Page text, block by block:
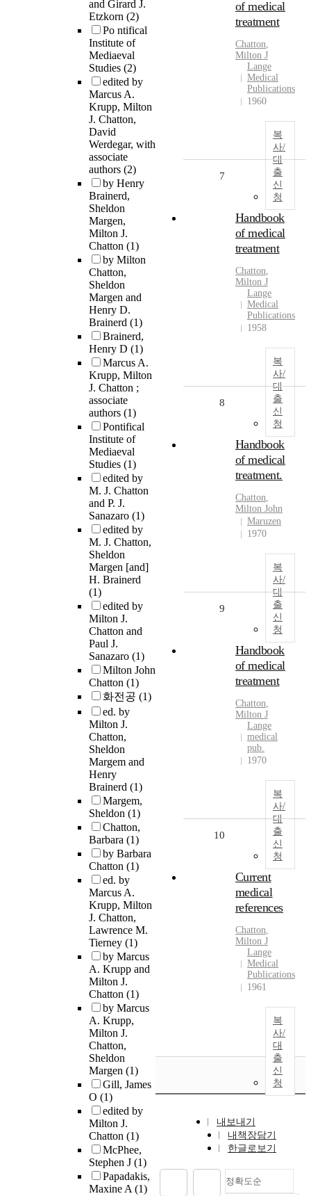
and Girard J.
Etzkorn (2)
Po ntifical
Institute of
Mediaeval
Studies (2)
edited by
Marcus A.
Krupp, Milton
J. Chatton,
David
Werdegar, with
associate
authors (2)
by Henry
Brainerd,
Sheldon
Margen,
Milton J.
Chatton (1)
by Milton
Chatton,
Sheldon
Margen and
Henry D.
Brainerd (1)
Brainerd,
Henry D (1)
Marcus A.
Krupp, Milton
J. Chatton ;
associate
authors (1)
Pontifical
Institute of
Mediaeval
Studies (1)
edited by
M. J. Chatton
and P. J.
Sanazaro (1)
edited by
M. J. Chatton,
Sheldon
Margen [and]
H. Brainerd
(1)
edited by
Milton J.
Chatton and
Paul J.
Sanazaro (1)
Milton John
Chatton (1)
화전공 (1)
ed. by
Milton J.
Chatton,
Sheldon
Margem and
Henry
Brainerd (1)
Margem,
Sheldon (1)
Chatton,
Barbara (1)
by Barbara
Chatton (1)
ed. by
Marcus A.
Krupp, Milton
J. Chatton,
Lawrence M.
Tierney (1)
by Marcus
A. Krupp and
Milton J.
Chatton (1)
by Marcus
A. Krupp,
Milton J.
Chatton,
Sheldon
Margen (1)
Gill, James
O (1)
edited by
Milton J.
Chatton (1)
McPhee,
Stephen J (1)
Papadakis,
Maxine A(1)
of medical
treatment
Chatton,
Milton J
Lange
Medical
Publications
1960
복
사/
대
출
신
청
7
Handbook
of medical
treatment
Chatton,
Milton J
Lange
Medical
Publications
1958
복
사/
대
출
신
청
8
Handbook
of medical
treatment.
Chatton,
Milton John
Maruzen
1970
복
사/
대
출
신
청
9
Handbook
of medical
treatment
Chatton,
Milton J
Lange
medical
pub.
1970
복
사/
대
출
신
청
10
Current
medical
references
Chatton,
Milton J
Lange
Medical
Publications
1961
복
사/
대
출
신
청
내보내기
내책장담기
한글로보기
정확도순